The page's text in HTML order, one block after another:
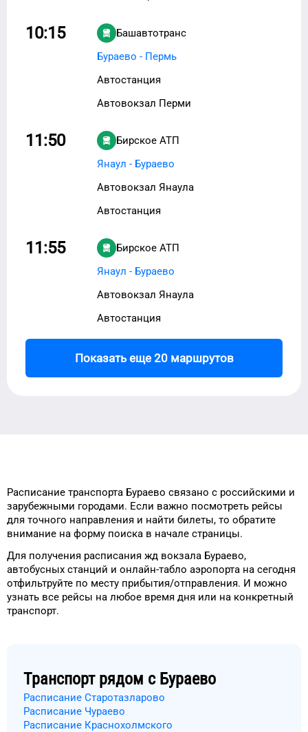
10:15
Башавтотранс
Бураево - Пермь
Автостанция
Автовокзал Перми
11:50
Бирское АТП
Янаул - Бураево
Автовокзал Янаула
Автостанция
11:55
Бирское АТП
Янаул - Бураево
Автовокзал Янаула
Автостанция
Показать еще 20 маршрутов
Расписание транспорта Бураево связано с российскими и
зарубежными городами. Если важно посмотреть рейсы
для точного направления и найти билеты, то обратите
внимание на форму поиска в начале страницы.
Для получения расписания жд вокзала Бураево,
автобусных станций и онлайн-табло аэропорта на сегодня
отфильтруйте по месту прибытия/отправления. И можно
узнать все рейсы на любое время дня или на конкретный
транспорт.
Транспорт рядом с Бураево
Расписание Старотазларово
Расписание Чураево
Расписание Краснохолмского